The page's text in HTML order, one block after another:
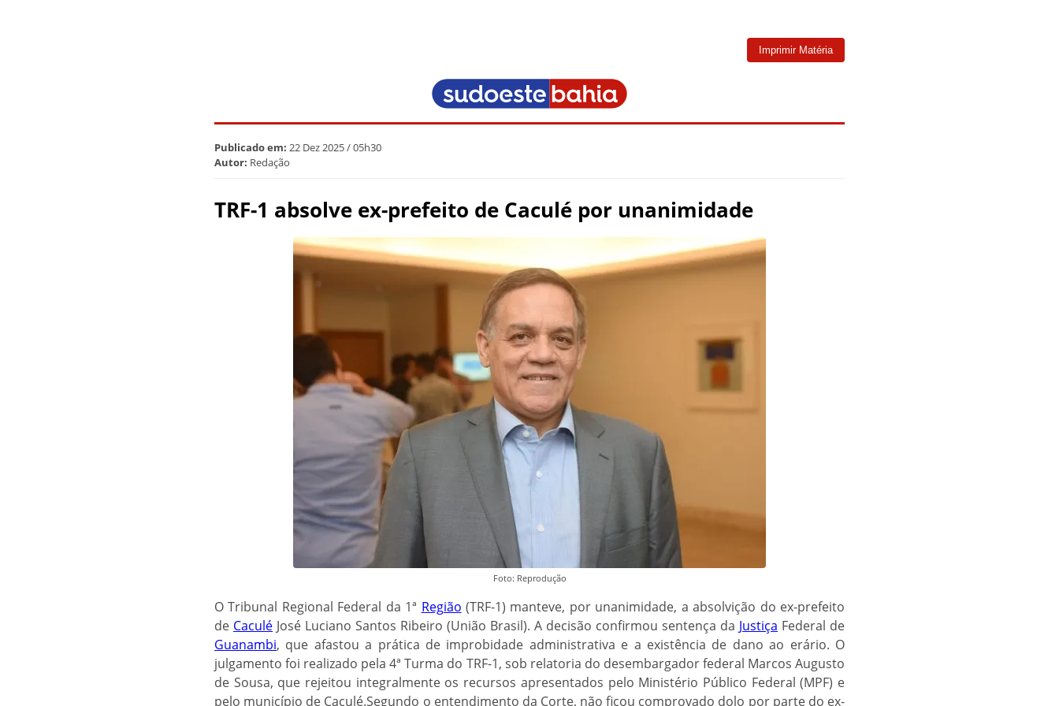
Imprimir Matéria
Publicado em: 22 Dez 2025 / 05h30
Autor: Redação
TRF-1 absolve ex-prefeito de Caculé por unanimidade
Foto: Reprodução
O Tribunal Regional Federal da 1ª Região (TRF-1) manteve, por unanimidade, a absolvição do ex-prefeito
de Caculé José Luciano Santos Ribeiro (União Brasil). A decisão confirmou sentença da Justiça Federal de
Guanambi, que afastou a prática de improbidade administrativa e a existência de dano ao erário. O
julgamento foi realizado pela 4ª Turma do TRF-1, sob relatoria do desembargador federal Marcos Augusto
de Sousa, que rejeitou integralmente os recursos apresentados pelo Ministério Público Federal (MPF) e
pelo município de Caculé.Segundo o entendimento da Corte, não ficou comprovado dolo por parte do ex-